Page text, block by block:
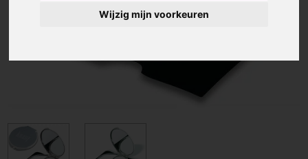
Wijzig mijn voorkeuren